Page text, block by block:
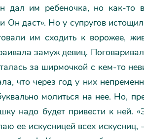
дал им ребеночка, но как-то
Он даст». Но у супругов
им сходить к ворожее,
замуж девиц.
за ширмочкой с кем-то
что через год у них
молиться на нее. Но,
надо будет привести к ней.
ее искусницей всех искусниц,